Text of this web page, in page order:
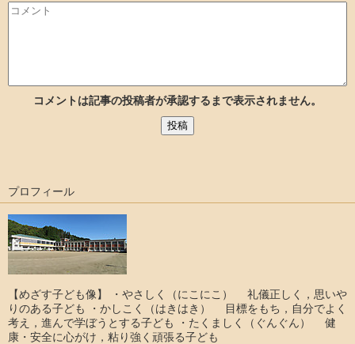
コメントは記事の投稿者が承認するまで表示されません。
プロフィール
【めざす子ども像】 ・やさしく（にこにこ） 礼儀正しく，思いや
りのある子ども ・かしこく（はきはき） 目標をもち，自分でよく
考え，進んで学ぼうとする子ども ・たくましく（ぐんぐん） 健
康・安全に心がけ，粘り強く頑張る子ども